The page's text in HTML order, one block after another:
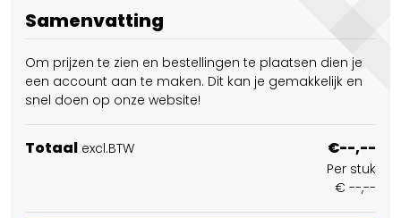
Samenvatting
Om prijzen te zien en bestellingen te plaatsen dien je
een account aan te maken. Dit kan je gemakkelijk en
snel doen op onze website!
Totaal excl.BTW €--,--
Per stuk
€ --,--